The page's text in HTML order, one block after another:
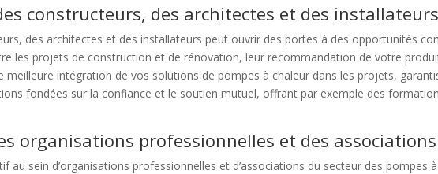
constructeurs, des architectes et des installateurs
des architectes et des installateurs peut ouvrir des portes à des opportunités
les projets de construction et de rénovation, leur recommandation de votre
meilleure intégration de vos solutions de pompes à chaleur dans les projets,
fondées sur la confiance et le soutien mutuel, offrant par exemple des
organisations professionnelles et des
au sein d’organisations professionnelles et d’associations du secteur des